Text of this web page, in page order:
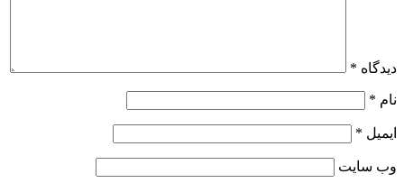
دیدگاه *
نام *
ایمیل *
وب‌ سایت